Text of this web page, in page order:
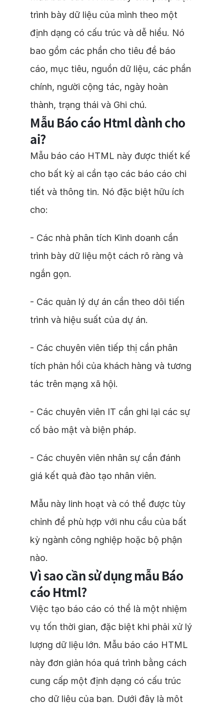
trình bày dữ liệu của mình theo một
định dạng có cấu trúc và dễ hiểu. Nó
bao gồm các phần cho tiêu đề báo
cáo, mục tiêu, nguồn dữ liệu, các phần
chính, người cộng tác, ngày hoàn
thành, trạng thái và Ghi chú.
Mẫu Báo cáo Html dành cho
ai?
Mẫu báo cáo HTML này được thiết kế
cho bất kỳ ai cần tạo các báo cáo chi
tiết và thông tin. Nó đặc biệt hữu ích
cho:
- Các nhà phân tích Kinh doanh cần
trình bày dữ liệu một cách rõ ràng và
ngắn gọn.
- Các quản lý dự án cần theo dõi tiến
trình và hiệu suất của dự án.
- Các chuyên viên tiếp thị cần phân
tích phản hồi của khách hàng và tương
tác trên mạng xã hội.
- Các chuyên viên IT cần ghi lại các sự
cố bảo mật và biện pháp.
- Các chuyên viên nhân sự cần đánh
giá kết quả đào tạo nhân viên.
Mẫu này linh hoạt và có thể được tùy
chỉnh để phù hợp với nhu cầu của bất
kỳ ngành công nghiệp hoặc bộ phận
nào.
Vì sao cần sử dụng mẫu Báo
cáo Html?
Việc tạo báo cáo có thể là một nhiệm
vụ tốn thời gian, đặc biệt khi phải xử lý
lượng dữ liệu lớn. Mẫu báo cáo HTML
này đơn giản hóa quá trình bằng cách
cung cấp một định dạng có cấu trúc
cho dữ liệu của bạn. Dưới đây là một